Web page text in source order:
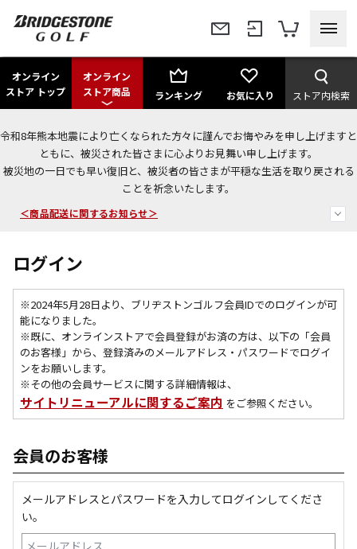
オンライン
ストア トップ
オンライン
ストア商品
ランキング お気に入り ストア内検索
令和8年熊本地震により亡くなられた方々に謹んでお悔やみを申し上げますと
ともに、被災された皆さまに心よりお見舞い申し上げます。
被災地の一日でも早い復旧と、被災者の皆さまが平穏な生活を取り戻される
ことを祈念いたします。
今なら新規会員登録で1,000円OFFクーポンプレゼント！
＜商品配送に関するお知らせ＞
＜夏季休暇中のご注文・発送・お問い合わせ＞
ログイン
※2024年5月28日より、ブリヂストンゴルフ会員IDでのログインが可
能になりました。
※既に、 オンラインストアで会員登録がお済の方は、以下の「会員
のお客様」から、登録済みのメールアドレス・パスワードでログイ
ンをお願いします。
※その他の会員サービスに関する詳細情報は、
サイトリニューアルに関するご案内 をご参照ください。
会員のお客様
メールアドレスとパスワードを入力してログインしてくださ
い。